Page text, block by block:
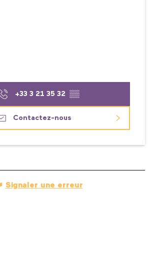
+33 3 21 35 32 ▒▒
Contactez-nous
Signaler une erreur